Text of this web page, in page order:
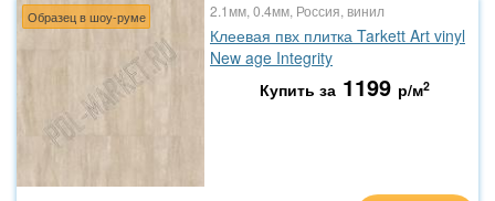
Образец в шоу-руме 2.1мм, 0.4мм, Россия, винил
Клеевая пвх плитка Tarkett Art vinyl
New age Integrity
Купить за 1199 р/м2